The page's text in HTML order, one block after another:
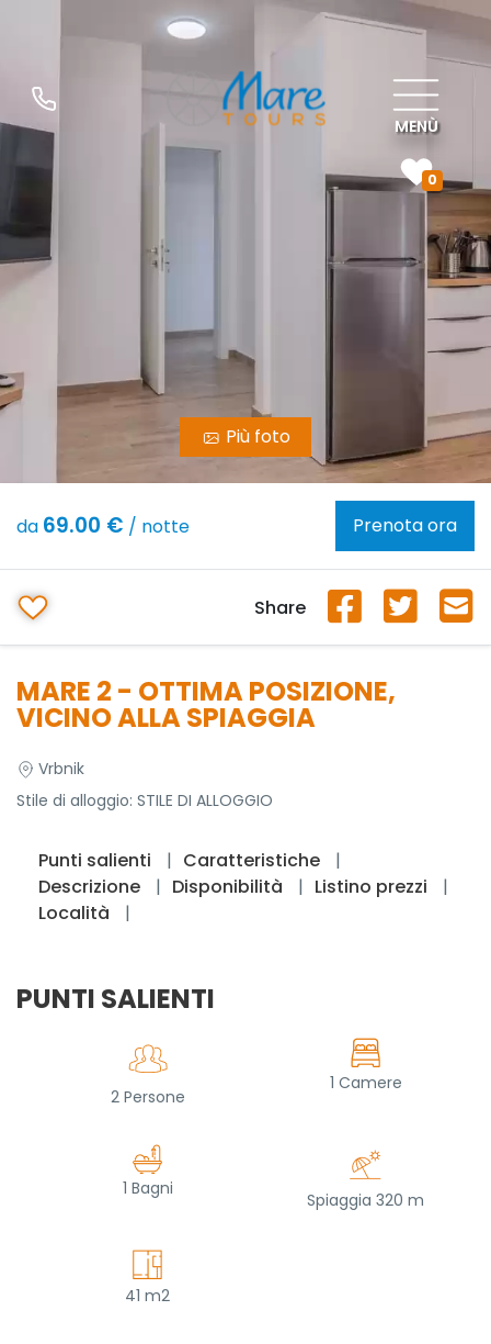
0
MENÙ
Più foto
MARE 2 - OTTIMA POSIZIONE,
VICINO ALLA SPIAGGIA
Vrbnik
Stile di alloggio: STILE DI ALLOGGIO
Punti salienti
Caratteristiche
Descrizione
Disponibilità
Listino prezzi
Località
PUNTI SALIENTI
2 Persone
1 Camere
1 Bagni
Spiaggia 320 m
41 m2
da 69.00 € / notte Prenota ora
Share